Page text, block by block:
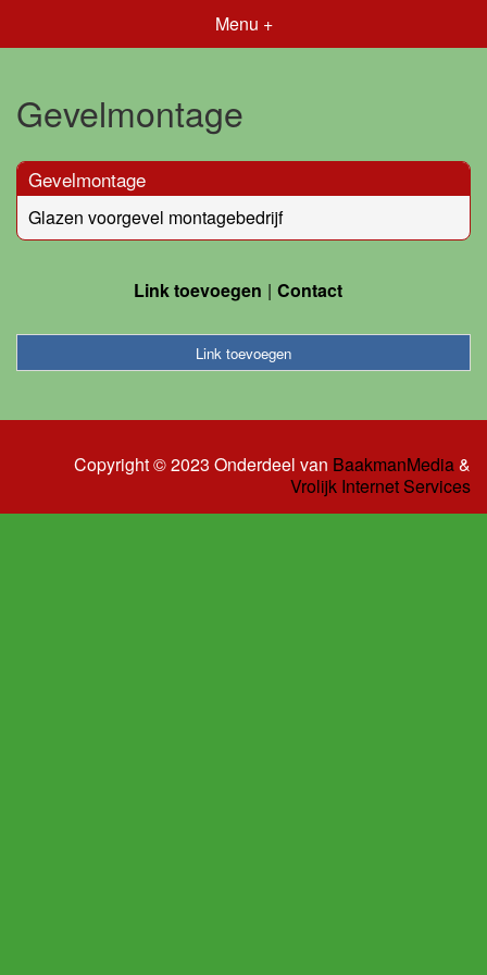
Menu +
Gevelmontage
Gevelmontage
Glazen voorgevel montagebedrijf
Link toevoegen Contact
Link toevoegen
Copyright © 2023 Onderdeel van BaakmanMedia&
Vrolijk Internet Services